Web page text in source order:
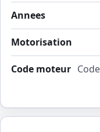
Annees
Motorisation
Code moteur